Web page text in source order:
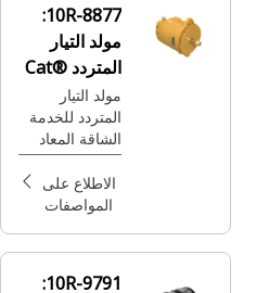
10R-8877:
مولد التيار
المتردد Cat®
Reman
مولد التيار
المتردد للخدمة
الشاقة المعاد
تصنيعه بقوة 24
فولت، 60 أمبير
الاطلاع على
المواصفات
10R-9791: